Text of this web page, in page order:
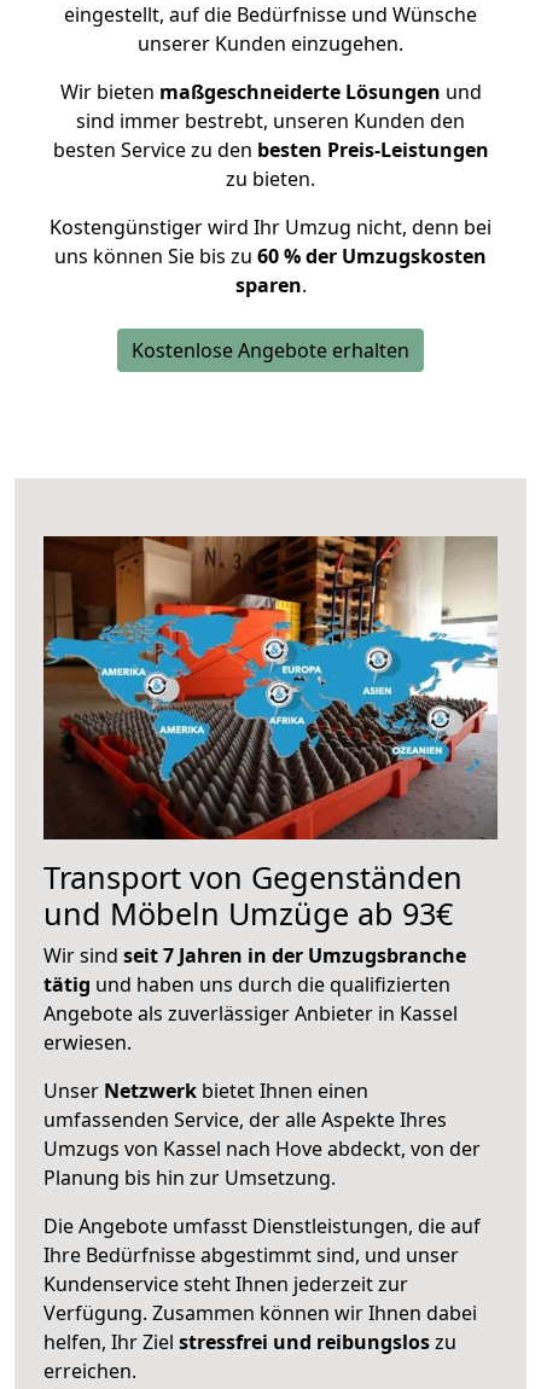
eingestellt, auf die Bedürfnisse und Wünsche
unserer Kunden einzugehen.
Wir bieten maßgeschneiderte Lösungen und
sind immer bestrebt, unseren Kunden den
besten Service zu den besten Preis-Leistungen
zu bieten.
Kostengünstiger wird Ihr Umzug nicht, denn bei
uns können Sie bis zu 60 % der Umzugskosten
sparen.
Kostenlose Angebote erhalten
Transport von Gegenständen
und Möbeln Umzüge ab 93€
Wir sind seit 7 Jahren in der Umzugsbranche
tätig und haben uns durch die qualifizierten
Angebote als zuverlässiger Anbieter in Kassel
erwiesen.
Unser Netzwerk bietet Ihnen einen
umfassenden Service, der alle Aspekte Ihres
Umzugs von Kassel nach Hove abdeckt, von der
Planung bis hin zur Umsetzung.
Die Angebote umfasst Dienstleistungen, die auf
Ihre Bedürfnisse abgestimmt sind, und unser
Kundenservice steht Ihnen jederzeit zur
Verfügung. Zusammen können wir Ihnen dabei
helfen, Ihr Ziel stressfrei und reibungsloszu
erreichen.